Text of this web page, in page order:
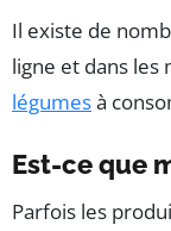
Il existe de
ligne et dans les
légumesà
Est-ce que
Parfois les